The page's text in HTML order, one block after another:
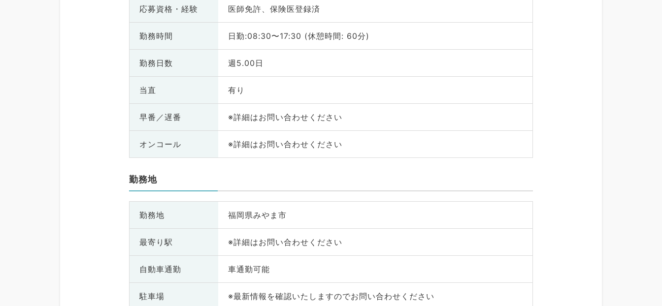
応募資格・ 経験 医師免許、保険医登録済
勤務時間 日勤:08:30〜17:30 (休憩時間: 60分)
勤務日数 週5.00日
当直 有り
早番／遅番 ※詳細はお問い合わせください
オンコール ※詳細はお問い合わせください
勤務地
勤務地 福岡県みやま市
最寄り駅 ※詳細はお問い合わせください
自動車通勤 車通勤可能
駐車場 ※最新情報を確認いたしますのでお問い合わせください